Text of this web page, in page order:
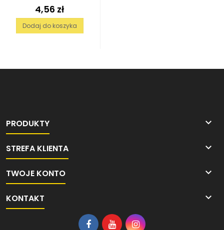
Cena
4,56 zł
Dodaj do koszyka
PRODUKTY 
STREFA KLIENTA 
TWOJE KONTO 
KONTAKT 